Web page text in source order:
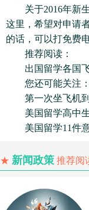
关于2016年新生
这里，希望对申请
的话，可以打免费
推荐阅读：
出国留学各国飞
您还可能关注：
第一次坐飞机到
美国留学高中生
美国留学11件意
★ 新闻政策 推荐阅